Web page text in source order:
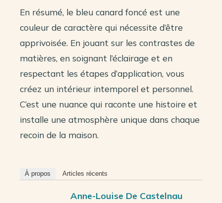
En résumé, le bleu canard foncé est une
couleur de caractère qui nécessite d’être
apprivoisée. En jouant sur les contrastes de
matières, en soignant l’éclairage et en
respectant les étapes d’application, vous
créez un intérieur intemporel et personnel.
C’est une nuance qui raconte une histoire et
installe une atmosphère unique dans chaque
recoin de la maison.
À propos Articles récents
Anne-Louise De Castelnau